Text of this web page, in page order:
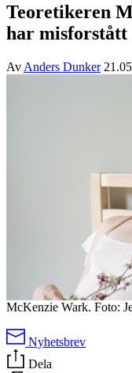
Teoretikeren
har misforstått
Av Anders Dunker
McKenzie Wark. Foto:
Nyhetsbrev
Dela